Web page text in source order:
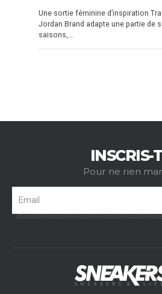
Une sortie féminine d’inspiration
Jordan Brand adapte une partie de
saisons,…
INSCRIS-
Pour ne rien